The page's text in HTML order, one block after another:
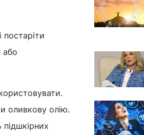
постаріти
або
оливкову олію.